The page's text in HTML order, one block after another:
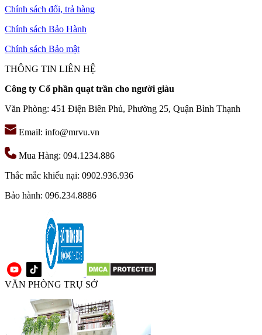
Chính sách đổi, trả hàng
Chính sách Bảo Hành
Chính sách Bảo mật
THÔNG TIN LIÊN HỆ
Công ty Cổ phần quạt trần cho người giàu
Văn Phòng: 451 Điện Biên Phủ, Phường 25, Quận Bình Thạnh
Email: info@mrvu.vn
Mua Hàng: 094.1234.886
Thắc mắc khiếu nại: 0902.936.936
Bảo hành: 096.234.8886
VĂN PHÒNG TRỤ SỞ